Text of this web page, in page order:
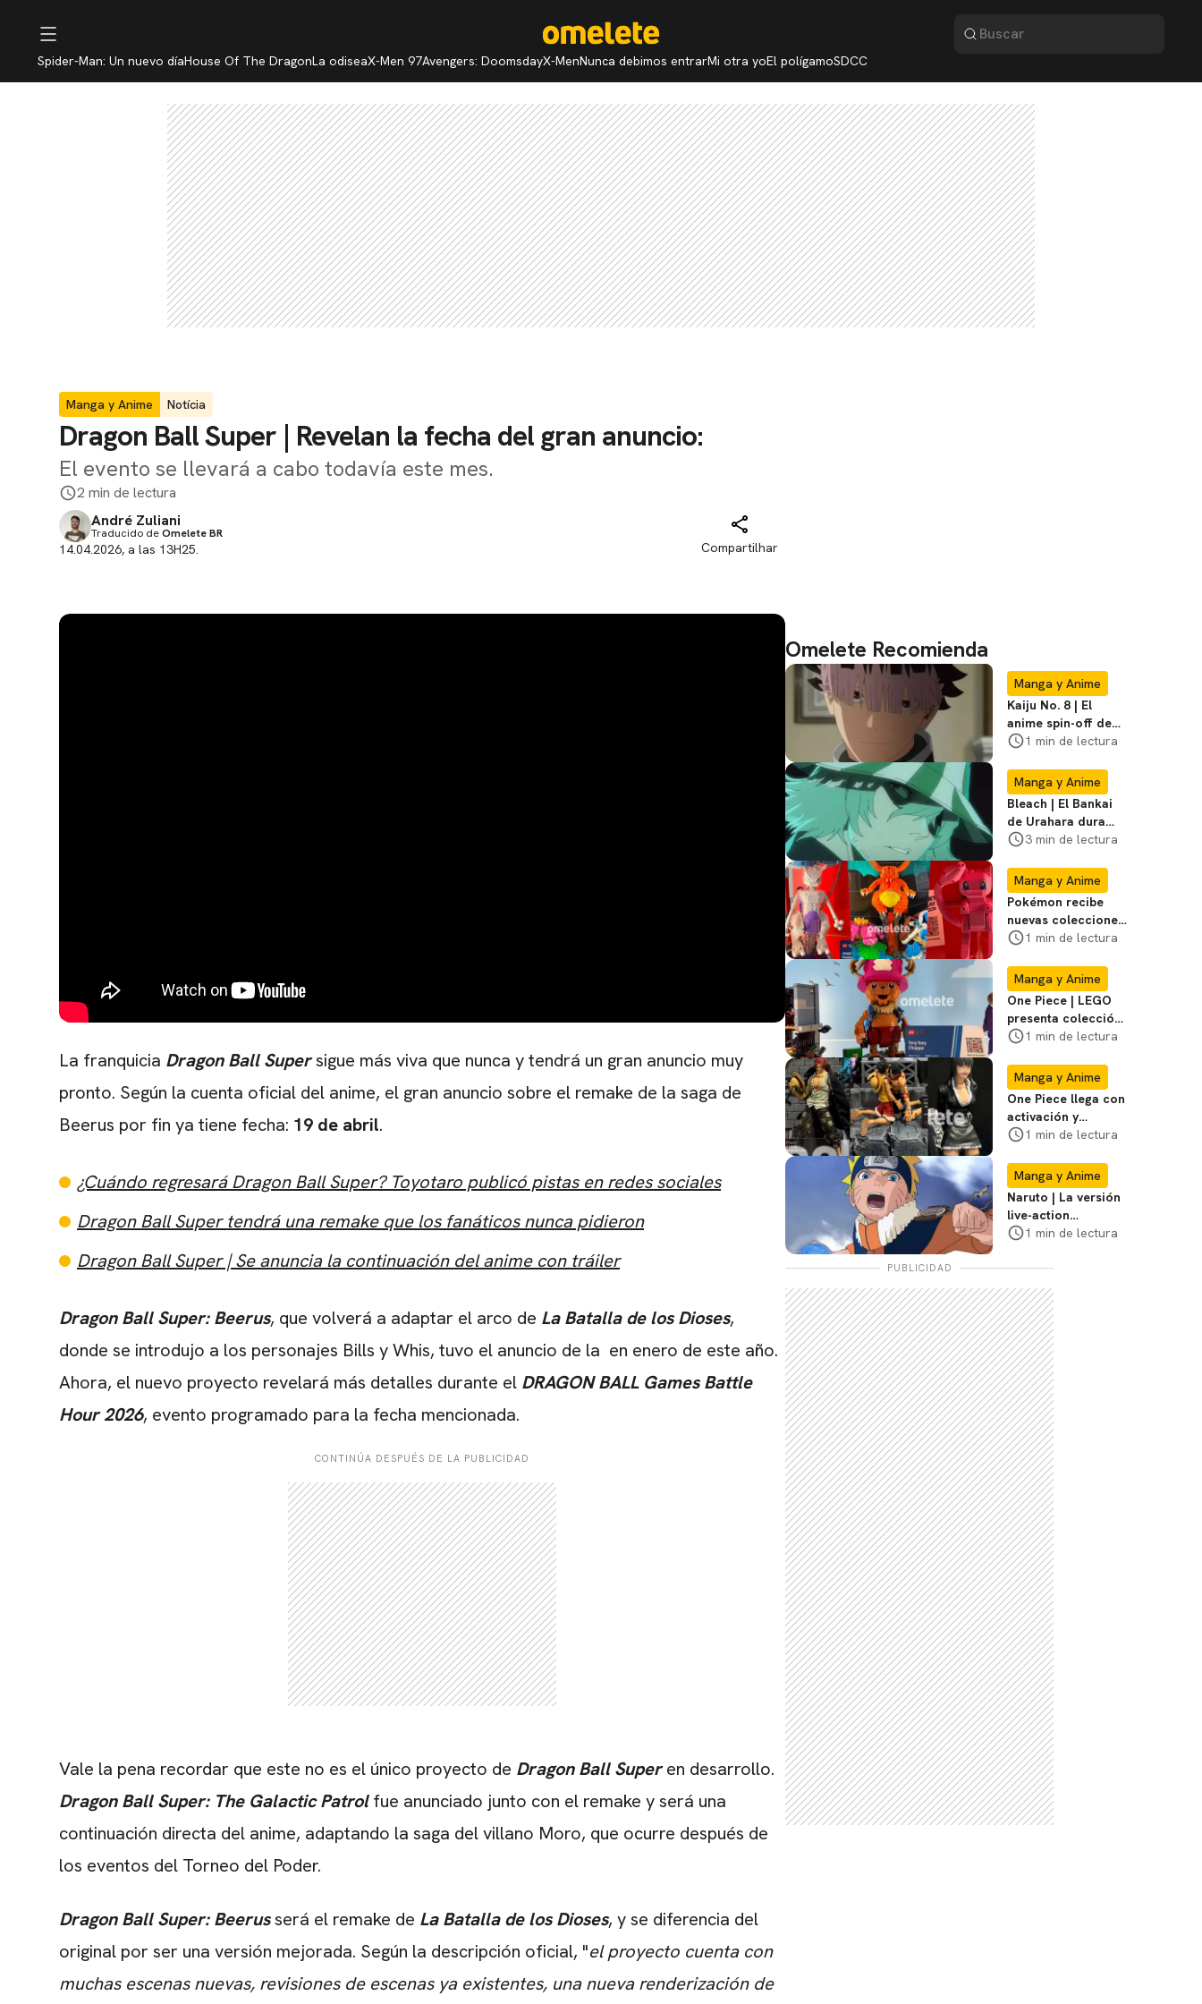
Spider-Man: Un nuevo díaHouse Of The DragonLa odiseaX-Men 97Avengers: DoomsdayX-MenNunca debimos entrarMi otra yoEl polígamoSDCC
Manga y Anime Notícia
Dragon Ball Super | Revelan la fecha del gran anuncio:
El evento se llevará a cabo todavía este mes.
2 min de lectura
André Zuliani
Traducido deOmelete BR
14.04.2026, a las 13H25. Compartilhar
La franquicia Dragon Ball Supersigue más viva que nunca y tendrá un gran anuncio muy
pronto. Según la cuenta oficial del anime, el gran anuncio sobre el remake de la saga de
Beerus por fin ya tiene fecha: 19 de abril.
¿Cuándo regresará Dragon Ball Super? Toyotaro publicó pistas en redes sociales
Dragon Ball Super tendrá una remake que los fanáticos nunca pidieron
Dragon Ball Super | Se anuncia la continuación del anime con tráiler
Dragon Ball Super: Beerus, que volverá a adaptar el arco de La Batalla de los Dioses,
donde se introdujo a los personajes Bills y Whis, tuvo el anuncio de la en enero de este año.
Ahora, el nuevo proyecto revelará más detalles durante el DRAGON BALL Games Battle
Hour 2026, evento programado para la fecha mencionada.
CONTINÚA DESPUÉS DE LA PUBLICIDAD
Vale la pena recordar que este no es el único proyecto de Dragon Ball Super en desarrollo.
Dragon Ball Super: The Galactic Patrolfue anunciado junto con el remake y será una
continuación directa del anime, adaptando la saga del villano Moro, que ocurre después de
los eventos del Torneo del Poder.
Dragon Ball Super: Beerusserá el remake de La Batalla de los Dioses, y se diferencia del
original por ser una versión mejorada. Según la descripción oficial, "el proyecto cuenta con
muchas escenas nuevas, revisiones de escenas ya existentes, una nueva renderización de
Omelete Recomienda
Manga y Anime
Kaiju No. 8 | El
anime spin-off de
Gen Narumi ya tiene
1 min de lectura
Manga y Anime
Bleach | El Bankai
de Urahara dura
poco, pero tiene
impecable
3 min de lectura
Manga y Anime
Pokémon recibe
nuevas colecciones
de LEGO durante la
fotos
1 min de lectura
Manga y Anime
One Piece | LEGO
presenta colección
de serie de la
Con
1 min de lectura
Manga y Anime
One Piece llega con
activación y
coleccionables a la
Con
1 min de lectura
Manga y Anime
Naruto | La versión
live-action
explorará la
dice el director
1 min de lectura
PUBLICIDAD
CARREGANDO PUBLICIDADE